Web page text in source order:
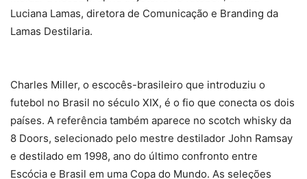
Luciana Lamas, diretora de Comunicação e Branding da
Lamas Destilaria.
Charles Miller, o escocês-brasileiro que introduziu o
futebol no Brasil no século XIX, é o fio que conecta os dois
países. A referência também aparece no scotch whisky da
8 Doors, selecionado pelo mestre destilador John Ramsay
e destilado em 1998, ano do último confronto entre
Escócia e Brasil em uma Copa do Mundo. As seleções